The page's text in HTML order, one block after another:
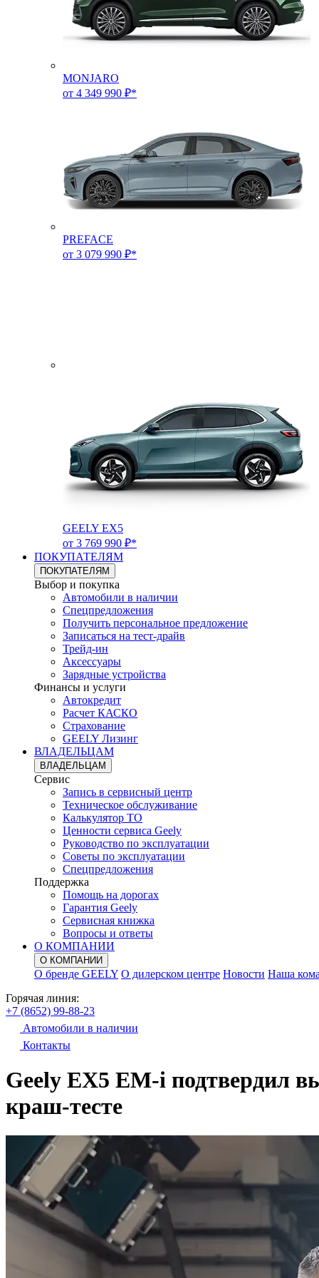
MONJARO
от 4 349 990 ₽*
PREFACE
от 3 079 990 ₽*
GEELY EX5
от 3 769 990 ₽*
ПОКУПАТЕЛЯМ
ПОКУПАТЕЛЯМ
Выбор и покупка
Автомобили в наличии
Спецпредложения
Получить персональное предложение
Записаться на тест-драйв
Трейд-ин
Аксессуары
Зарядные устройства
Финансы и услуги
Автокредит
Расчет КАСКО
Страхование
GEELY Лизинг
ВЛАДЕЛЬЦАМ
ВЛАДЕЛЬЦАМ
Сервис
Запись в сервисный центр
Техническое обслуживание
Калькулятор ТО
Ценности сервиса Geely
Руководство по эксплуатации
Советы по эксплуатации
Спецпредложения
Поддержка
Помощь на дорогах
Гарантия Geely
Сервисная книжка
Вопросы и ответы
О КОМПАНИИ
О КОМПАНИИ
О бренде GEELY О дилерском центре Новости Наша
Горячая линия:
+7 (8652) 99-88-23
Автомобили в наличии
Контакты
Geely EX5 EM-i подтвердил
краш-тесте